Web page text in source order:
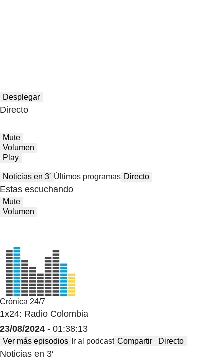
Desplegar
Directo
Mute
Volumen
Play
Noticias en 3′ Últimos programas Directo
Estas escuchando
Mute
Volumen
Crónica 24/7
1x24: Radio Colombia
23/08/2024 - 01:38:13
Ver más episodios Ir al podcast Compartir Directo
Noticias en 3′